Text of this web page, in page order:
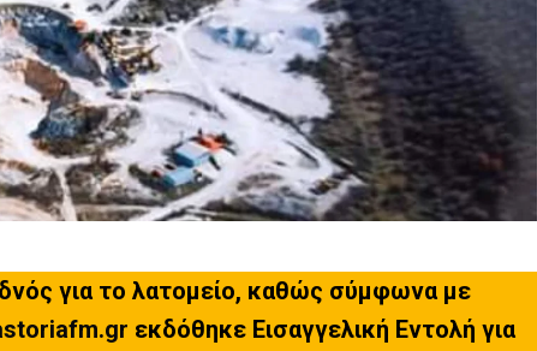
για το λατομείο, καθώς σύμφωνα με
εκδόθηκε Εισαγγελική Εντολή για